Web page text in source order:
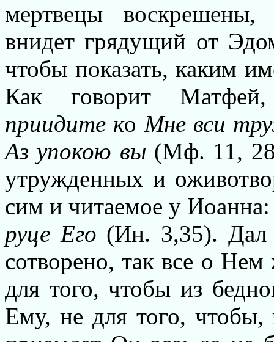
мертвецы воскрешены,
внидет грядущий от
чтобы показать, каким
Как говорит Матфей,
приидите ко Мне вси
Аз упокою вы (Мф. 11,
утружденных и
сим и читаемое у Иоанна:
руце Его (Ин. 3,35). Дал
сотворено, так все о
для того, чтобы из
Ему, не для того, чтобы,